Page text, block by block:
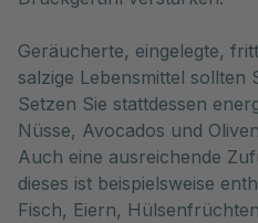
Geräucherte, eingelegte,
salzige Lebensmittel sollten
Setzen Sie stattdessen
Nüsse, Avocados und
Auch eine ausreichende
dieses ist beispielsweise
Fisch, Eiern,